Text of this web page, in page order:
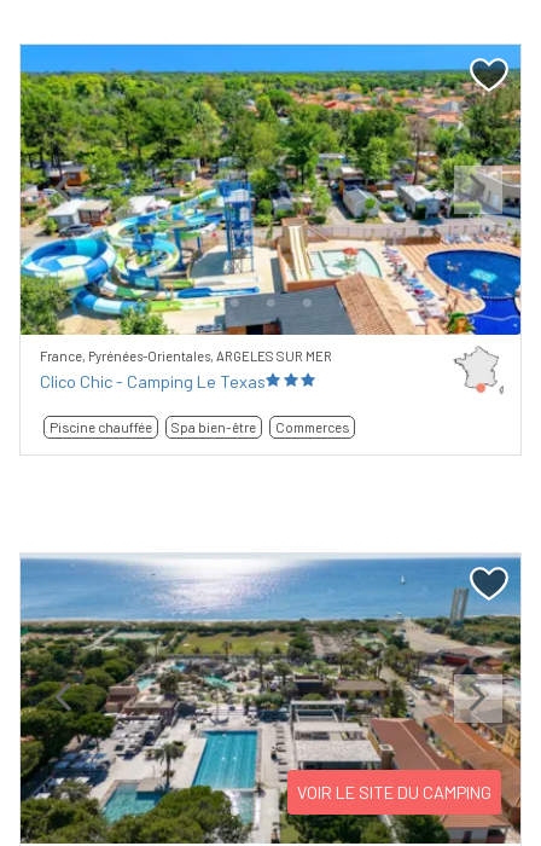
Previous Next
France, Pyrénées-Orientales, ARGELES SUR MER
Clico Chic - Camping Le Texas
Piscine chauffée Spa bien-être Commerces
Previous Next
VOIR LE SITE DU CAMPING